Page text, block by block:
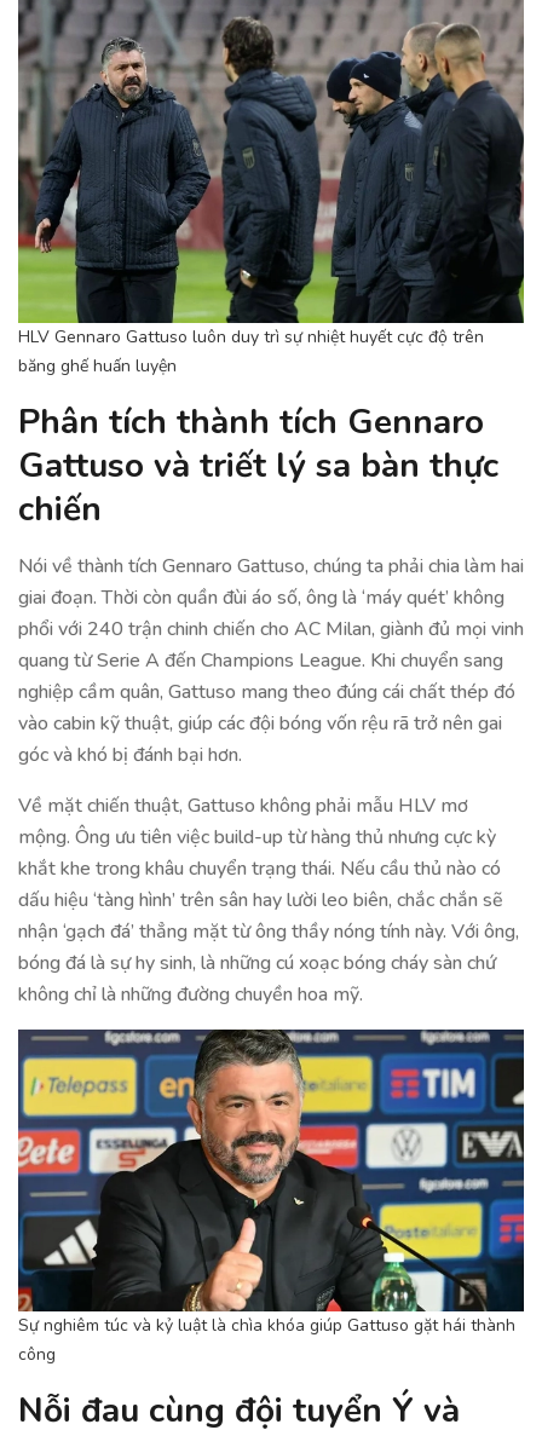
HLV Gennaro Gattuso luôn duy trì sự nhiệt huyết cực độ trên
băng ghế huấn luyện
Phân tích thành tích Gennaro
Gattuso và triết lý sa bàn thực
chiến
Nói về thành tích Gennaro Gattuso, chúng ta phải chia làm hai
giai đoạn. Thời còn quần đùi áo số, ông là ‘máy quét’ không
phổi với 240 trận chinh chiến cho AC Milan, giành đủ mọi vinh
quang từ Serie A đến Champions League. Khi chuyển sang
nghiệp cầm quân, Gattuso mang theo đúng cái chất thép đó
vào cabin kỹ thuật, giúp các đội bóng vốn rệu rã trở nên gai
góc và khó bị đánh bại hơn.
Về mặt chiến thuật, Gattuso không phải mẫu HLV mơ
mộng. Ông ưu tiên việc build-up từ hàng thủ nhưng cực kỳ
khắt khe trong khâu chuyển trạng thái. Nếu cầu thủ nào có
dấu hiệu ‘tàng hình’ trên sân hay lười leo biên, chắc chắn sẽ
nhận ‘gạch đá’ thẳng mặt từ ông thầy nóng tính này. Với ông,
bóng đá là sự hy sinh, là những cú xoạc bóng cháy sàn chứ
không chỉ là những đường chuyền hoa mỹ.
Sự nghiêm túc và kỷ luật là chìa khóa giúp Gattuso gặt hái thành
công
Nỗi đau cùng đội tuyển Ý và